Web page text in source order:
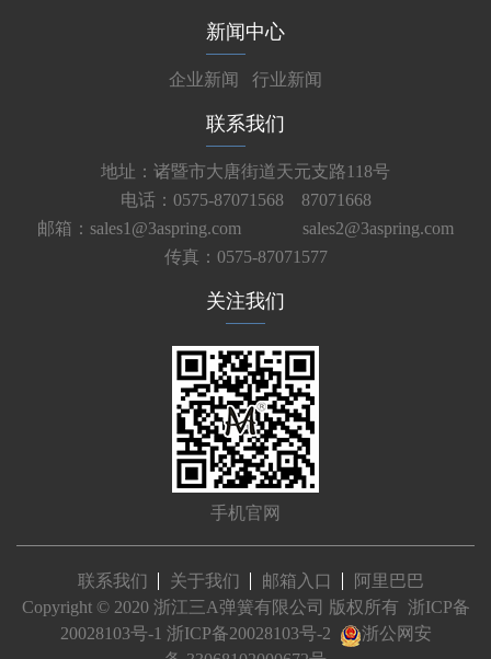
新闻中心
企业新闻 行业新闻
联系我们
地址：诸暨市大唐街道天元支路118号
电话：0575-87071568 87071668
邮箱：sales1@3aspring.com
sales2@3aspring.com
传真：0575-87071577
关注我们
手机官网
联系我们 关于我们 邮箱入口
阿里巴巴
Copyright © 2020 浙江三A弹簧有限公司 版权所有 浙ICP备
20028103号-1 浙ICP备20028103号-2
浙公网安